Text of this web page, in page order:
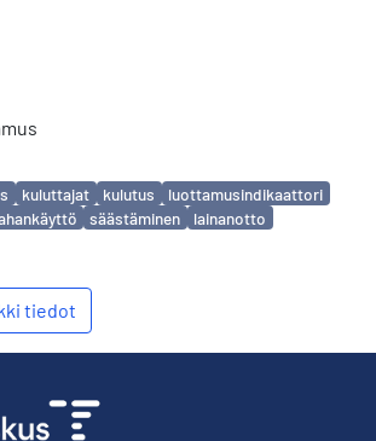
kuluttajat kulutus
luottamusindikaattori
säästäminen lainanotto
tiedot